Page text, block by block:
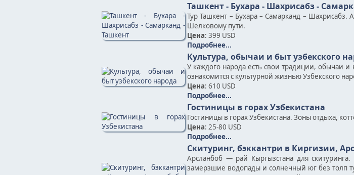
Ташкент - Бухара - Шахрисабз -
Тур Ташкент – Бухара – Самарканд – Шахрисабз.
Шелковому пути.
Цена: 399 USD
Подробнее...
Культура, обычаи и быт узбекского
У каждого народа есть свои традиции, обычаи
ознакомится с культурной жизнью Узбекского
Цена: 610 USD
Подробнее...
Гостиницы в горах Узбекистана
Гостиницы в горах Узбекистана. Зоны отдыха,
Цена: 25-80 USD
Подробнее...
Скитуринг, бэккантри в Киргизии,
Арсланбоб — рай Кыргызстана для
замерзшие водопады и солнечный юг без толп